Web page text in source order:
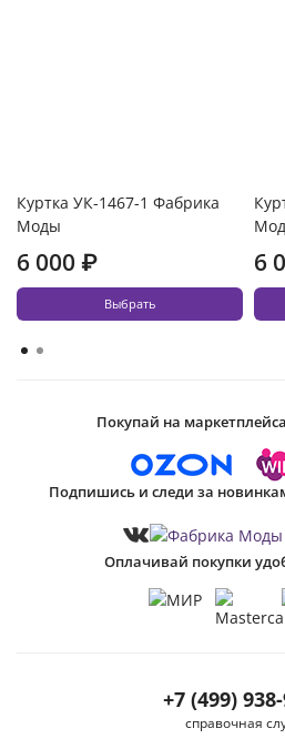
Куртка УК-1467-1 Фабрика
Моды
6 000 ₽
Выбрать
6
+7 (499)
справочная
Покупай на
Подпишись и следи за
Оплачивай покупки